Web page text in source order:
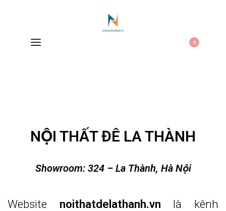
0
NỘI THẤT ĐÊ LA THÀNH
Showroom: 324 – La Thành, Hà Nội
Website noithatdelathanh.vn là kênh